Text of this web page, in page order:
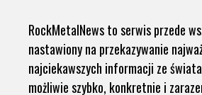
RockMetalNews to serwis przede
nastawiony na przekazywanie
najciekawszych informacji ze
możliwie szybko, konkretnie i